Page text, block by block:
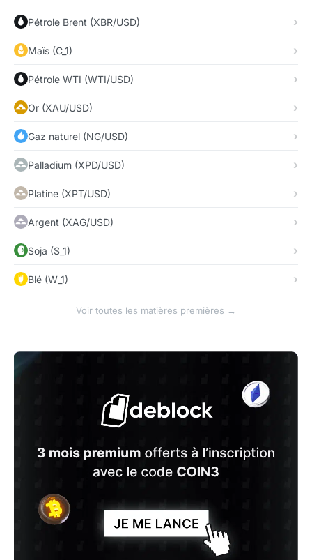
Pétrole Brent (XBR/USD)
Maïs (C_1)
Pétrole WTI (WTI/USD)
Or (XAU/USD)
Gaz naturel (NG/USD)
Palladium (XPD/USD)
Platine (XPT/USD)
Argent (XAG/USD)
Soja (S_1)
Blé (W_1)
Voir toutes les matières premières →